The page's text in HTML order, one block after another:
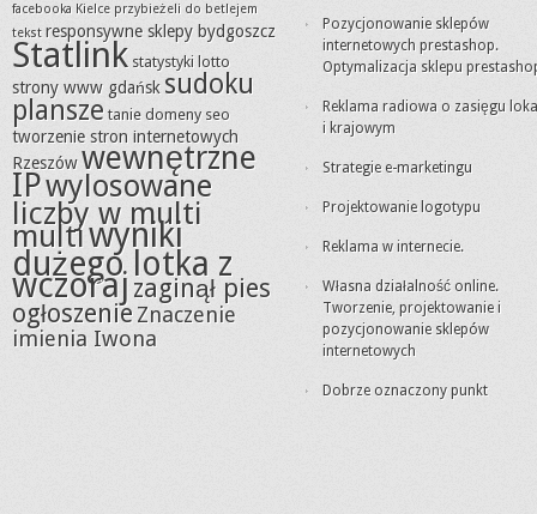
facebooka Kielce przybieżeli do betlejem
tekst responsywne sklepy bydgoszcz
Statlink statystyki lotto
strony www gdańsk sudoku
plansze tanie domeny seo
tworzenie stron internetowych
Rzeszówwewnętrzne
IPwylosowane
liczby w multi
multiwyniki
dużego lotka z
wczoraj zaginął pies
ogłoszenieZnaczenie
imienia Iwona
Pozycjonowanie sklepów
internetowych prestashop.
Optymalizacja sklepu
Reklama radiowa o zasięgu
i krajowym
Strategie e-marketingu
Projektowanie logotypu
Reklama w internecie.
Własna działalność online.
Tworzenie, projektowanie i
pozycjonowanie sklepów
internetowych
Dobrze oznaczony punkt